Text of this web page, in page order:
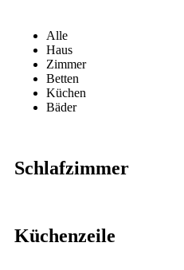
Alle
Haus
Zimmer
Betten
Küchen
Bäder
Schlafzimmer
Küchenzeile